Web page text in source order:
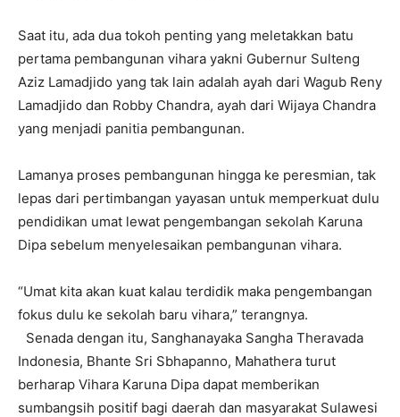
Saat itu, ada dua tokoh penting yang meletakkan batu
pertama pembangunan vihara yakni Gubernur Sulteng
Aziz Lamadjido yang tak lain adalah ayah dari Wagub Reny
Lamadjido dan Robby Chandra, ayah dari Wijaya Chandra
yang menjadi panitia pembangunan.
Lamanya proses pembangunan hingga ke peresmian, tak
lepas dari pertimbangan yayasan untuk memperkuat dulu
pendidikan umat lewat pengembangan sekolah Karuna
Dipa sebelum menyelesaikan pembangunan vihara.
“Umat kita akan kuat kalau terdidik maka pengembangan
fokus dulu ke sekolah baru vihara,” terangnya.
Senada dengan itu, Sanghanayaka Sangha Theravada
Indonesia, Bhante Sri Sbhapanno, Mahathera turut
berharap Vihara Karuna Dipa dapat memberikan
sumbangsih positif bagi daerah dan masyarakat Sulawesi